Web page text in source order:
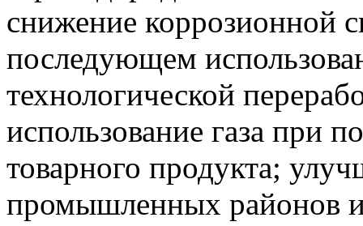
снижение коррозионной
последующем
технологической
использование газа при
товарного продукта;
промышленных районов